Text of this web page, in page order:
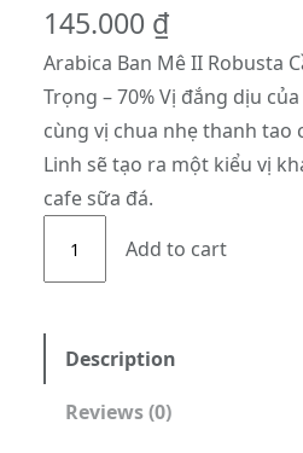
145.000 ₫
Arabica Ban Mê II Robusta
Trọng – 70% Vị đắng dịu
cùng vị chua nhẹ thanh tao
Linh sẽ tạo ra một kiểu vị
cafe sữa đá.
a
Add to cart
Description
Reviews (0)